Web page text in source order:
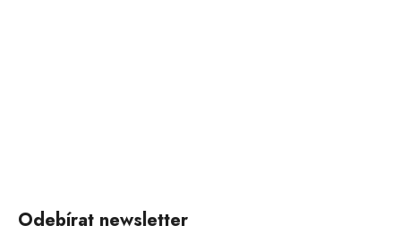
Odebírat newsletter